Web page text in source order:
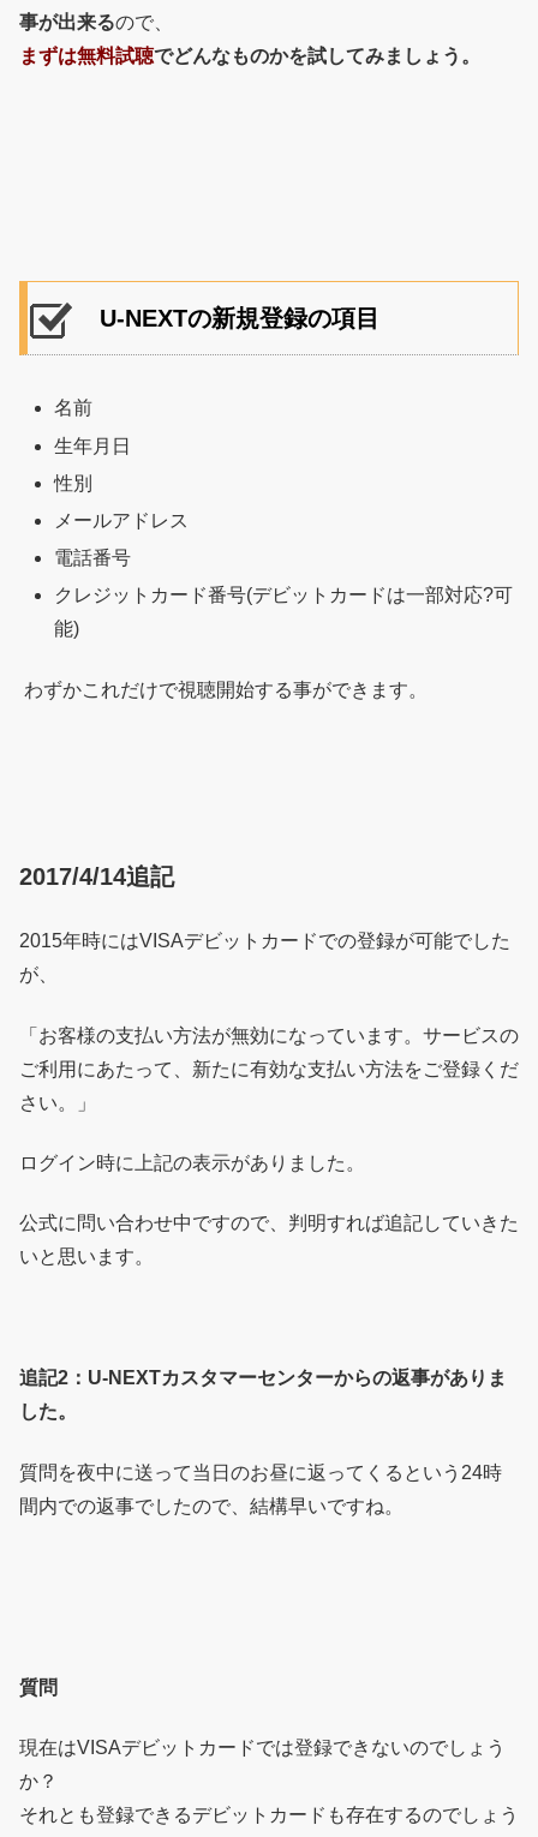
事が出来るので、
まずは無料試聴でどんなものかを試してみましょう。
U-NEXTの新規登録の項目
名前
生年月日
性別
メールアドレス
電話番号
クレジットカード番号(デビットカードは一部対応?可
能)
わずかこれだけで視聴開始する事ができます。
2017/4/14追記
2015年時にはVISAデビットカードでの登録が可能でした
が、
「お客様の支払い方法が無効になっています。サービスの
ご利用にあたって、新たに有効な支払い方法をご登録くだ
さい。」
ログイン時に上記の表示がありました。
公式に問い合わせ中ですので、判明すれば追記していきた
いと思います。
追記2：U-NEXTカスタマーセンターからの返事がありま
した。
質問を夜中に送って当日のお昼に返ってくるという24時
間内での返事でしたので、結構早いですね。
質問
現在はVISAデビットカードでは登録できないのでしょう
か？
それとも登録できるデビットカードも存在するのでしょう